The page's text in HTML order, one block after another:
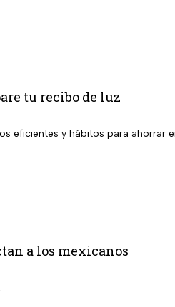
tu recibo de luz
eficientes y hábitos para ahorrar
a los mexicanos